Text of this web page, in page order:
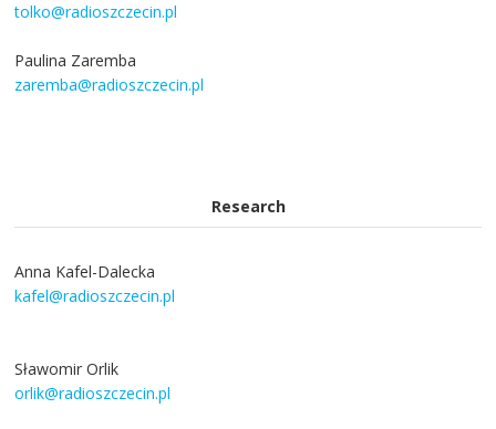
tolko@radioszczecin.pl
Paulina Zaremba
zaremba@radioszczecin.pl
Research
Anna Kafel-Dalecka
kafel@radioszczecin.pl
Sławomir Orlik
orlik@radioszczecin.pl